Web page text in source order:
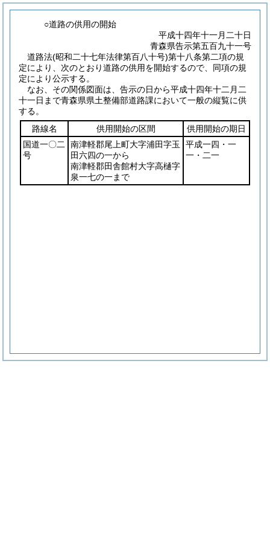
○道路の供用の開始
平成十四年十一月二十日
青森県告示第五百九十一号
道路法(昭和二十七年法律第百八十号)第十八条第二項の規
定により、次のとおり道路の供用を開始するので、同項の規
定により公示する。
なお、その関係図面は、告示の日から平成十四年十二月二
十一日まで青森県県土整備部道路課において一般の縦覧に供
する。
路線名
供用開始の区間
供用開始の期日
国道一〇二
号
南津軽郡尾上町大字浦田字玉
田六四の一から
南津軽郡田舎館村大字高樋字
泉一七の一まで
平成一四・一
一・二一